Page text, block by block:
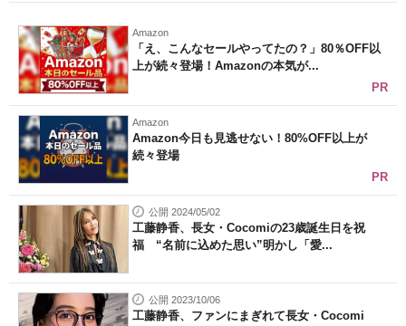
Amazon
「え、こんなセールやってたの？」80％OFF以
上が続々登場！Amazonの本気が...
PR
Amazon
Amazon今日も見逃せない！80%OFF以上が
続々登場
PR
公開 2024/05/02
工藤静香、長女・Cocomiの23歳誕生日を祝
福 “名前に込めた思い”明かし「愛...
公開 2023/10/06
工藤静香、ファンにまぎれて長女・Cocomi